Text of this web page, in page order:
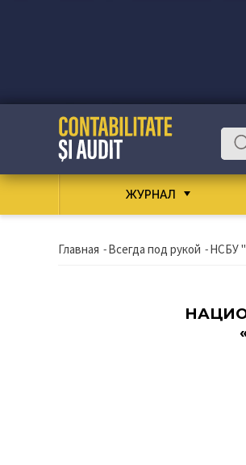
ЖУРНАЛ
Главная -Всегда под рукой -НСБУ